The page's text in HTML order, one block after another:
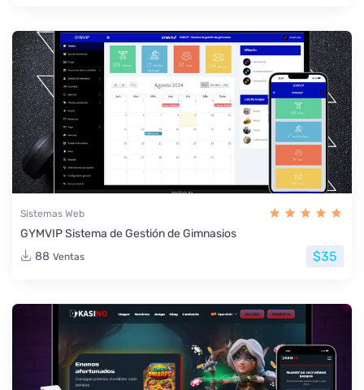
Sistemas Web
GYMVIP Sistema de Gestión de Gimnasios
88 Ventas $35